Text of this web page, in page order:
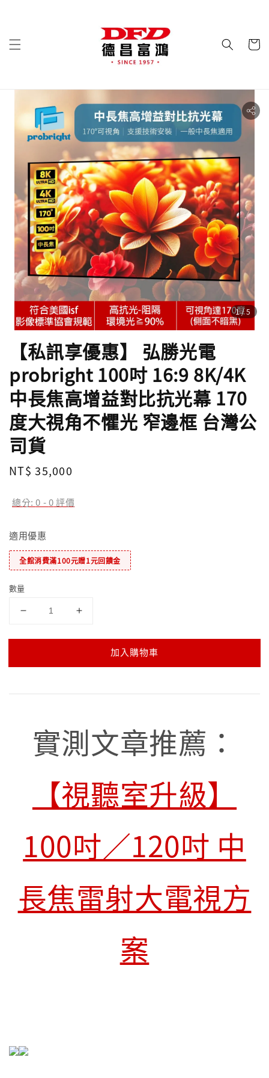
1/5
【私訊享優惠】 弘勝光電
probright 100吋 16:9 8K/4K
中長焦高增益對比抗光幕 170
度大視角不懼光 窄邊框 台灣公
司貨
Regular
NT$ 35,000
總分:0 -0評價
適用優惠
全館消費滿100元贈1元回饋金
數量
加入購物車
實測文章推薦：
【視聽室升級】
100吋／120吋 中
長焦雷射大電視方
案